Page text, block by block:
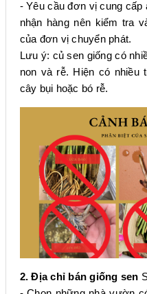
- Yêu cầu đơn vị cung
nhận hàng nên kiểm tra
của đơn vị chuyển phát.
Lưu ý: củ sen giống có
non và rễ. Hiện có nhiều
cây bụi hoặc bó rễ.
2. Địa chỉ bán giống sen